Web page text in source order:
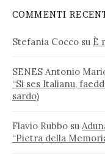
COMMENTI
Stefania Cocco su È
SENES Antonio
“Si ses Italianu,
sardo)
Flavio Rubbo su
“Pietra della